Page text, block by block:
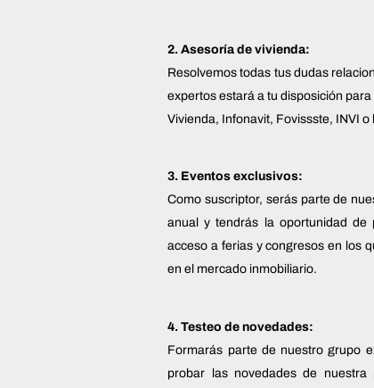
2. Asesoría de vivienda:
Resolvemos todas tus dudas
expertos estará a tu disposición
Vivienda, Infonavit, Fovissste, INVI
3. Eventos exclusivos:
Como suscriptor, serás parte de
anual y tendrás la oportunidad de
acceso a ferias y congresos en los
en el mercado inmobiliario.
4. Testeo de novedades:
Formarás parte de nuestro grupo
probar las novedades de